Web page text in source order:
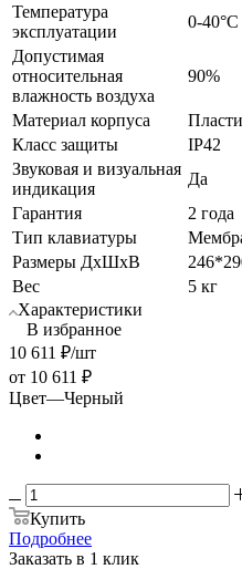
Температура
эксплуатации
0-40°С
Допустимая
относительная
влажность воздуха
90%
Материал корпуса
Класс защиты
IP42
Звуковая и визуальная
индикация
Да
Гарантия
2 года
Тип клавиатуры
Размеры ДхШхВ
Вес
5 кг
Характеристики
В избранное
10 611 ₽/шт
от 10 611 ₽
Цвет—Черный
Купить
Подробнее
Заказать в 1 клик